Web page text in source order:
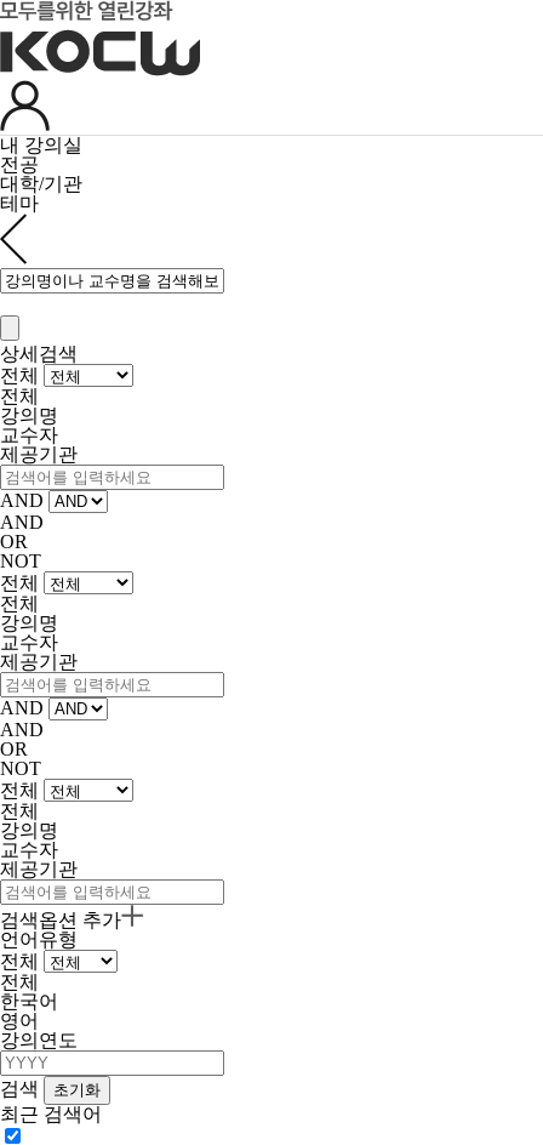
내 강의실
전공
대학/기관
테마
상세검색
전체
전체
강의명
교수자
제공기관
AND
AND
OR
NOT
전체
전체
강의명
교수자
제공기관
AND
AND
OR
NOT
전체
전체
강의명
교수자
제공기관
검색옵션 추가
언어유형
전체
전체
한국어
영어
강의연도
검색
최근 검색어